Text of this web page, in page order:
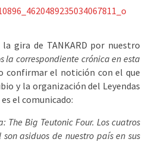
gira de TANKARD por nuestro
la correspondiente crónica en esta
confirmar el notición con el que
y la organización del Leyendas
el comunicado:
The Big Teutonic Four. Los cuatros
asiduos de nuestro país en sus